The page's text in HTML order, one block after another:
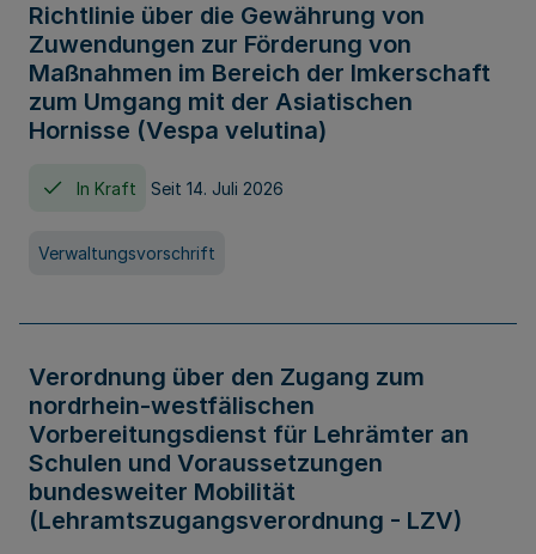
Richtlinie über die Gewährung von
Zuwendungen zur Förderung von
Maßnahmen im Bereich der Imkerschaft
zum Umgang mit der Asiatischen
Hornisse (Vespa velutina)
In Kraft Seit 14. Juli 2026
Verwaltungsvorschrift
Verordnung über den Zugang zum
nordrhein-westfälischen
Vorbereitungsdienst für Lehrämter an
Schulen und Voraussetzungen
bundesweiter Mobilität
(Lehramtszugangsverordnung - LZV)